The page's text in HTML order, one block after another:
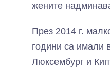
жените
През 2014 г.
години са имали
Люксембург и